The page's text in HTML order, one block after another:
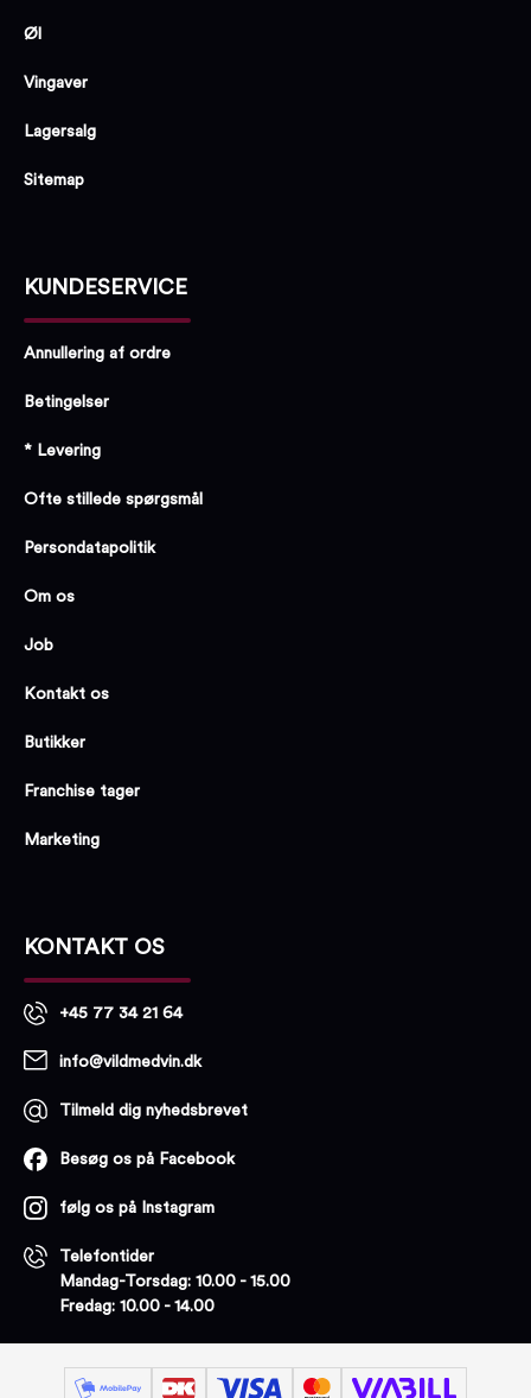
Øl
Vingaver
Lagersalg
Sitemap
KUNDESERVICE
Annullering af ordre
Betingelser
* Levering
Ofte stillede spørgsmål
Persondatapolitik
Om os
Job
Kontakt os
Butikker
Franchise tager
Marketing
KONTAKT OS
+45 77 34 21 64
info@vildmedvin.dk
Tilmeld dig nyhedsbrevet
Besøg os på Facebook
følg os på Instagram
Telefontider
Mandag-Torsdag: 10.00 - 15.00
Fredag: 10.00 - 14.00